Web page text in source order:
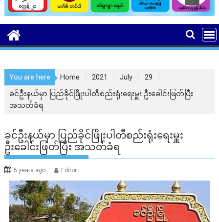
You are here Home 2021 July
29
ခင်ဦးနယ်မှာ ပြည်ခိုင်ဖြိုးပါတီစည်းရုံးရေးမှူး ဦးခေါင်းဖြတ်ပြီး
အသတ်ခံရ
ခင်ဦးနယ်မှာ ပြည်ခိုင်ဖြိုးပါတီစည်းရုံးရေးမှူး
ဦးခေါင်းဖြတ်ပြီး အသတ်ခံရ
5 years ago Editor